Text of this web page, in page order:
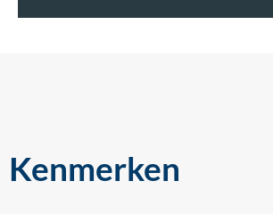
Kenmerken